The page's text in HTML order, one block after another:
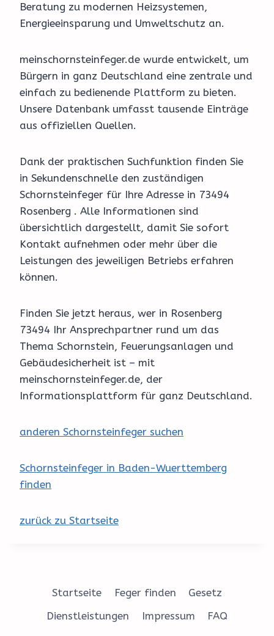
Beratung zu modernen Heizsystemen,
Energieeinsparung und Umweltschutz an.
meinschornsteinfeger.de wurde entwickelt, um
Bürgern in ganz Deutschland eine zentrale und
einfach zu bedienende Plattform zu bieten.
Unsere Datenbank umfasst tausende Einträge
aus offiziellen Quellen.
Dank der praktischen Suchfunktion finden Sie
in Sekundenschnelle den zuständigen
Schornsteinfeger für Ihre Adresse in 73494
Rosenberg . Alle Informationen sind
übersichtlich dargestellt, damit Sie sofort
Kontakt aufnehmen oder mehr über die
Leistungen des jeweiligen Betriebs erfahren
können.
Finden Sie jetzt heraus, wer in Rosenberg
73494 Ihr Ansprechpartner rund um das
Thema Schornstein, Feuerungsanlagen und
Gebäudesicherheit ist – mit
meinschornsteinfeger.de, der
Informationsplattform für ganz Deutschland.
anderen Schornsteinfeger suchen
Schornsteinfeger in Baden-Wuerttemberg
finden
zurück zu Startseite
Startseite Feger finden
Gesetz
Dienstleistungen
Impressum FAQ